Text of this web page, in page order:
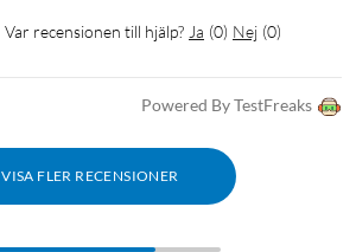
Var recensionen till hjälp? Ja (0) Nej (0)
Powered By TestFreaks
VISA FLER RECENSIONER